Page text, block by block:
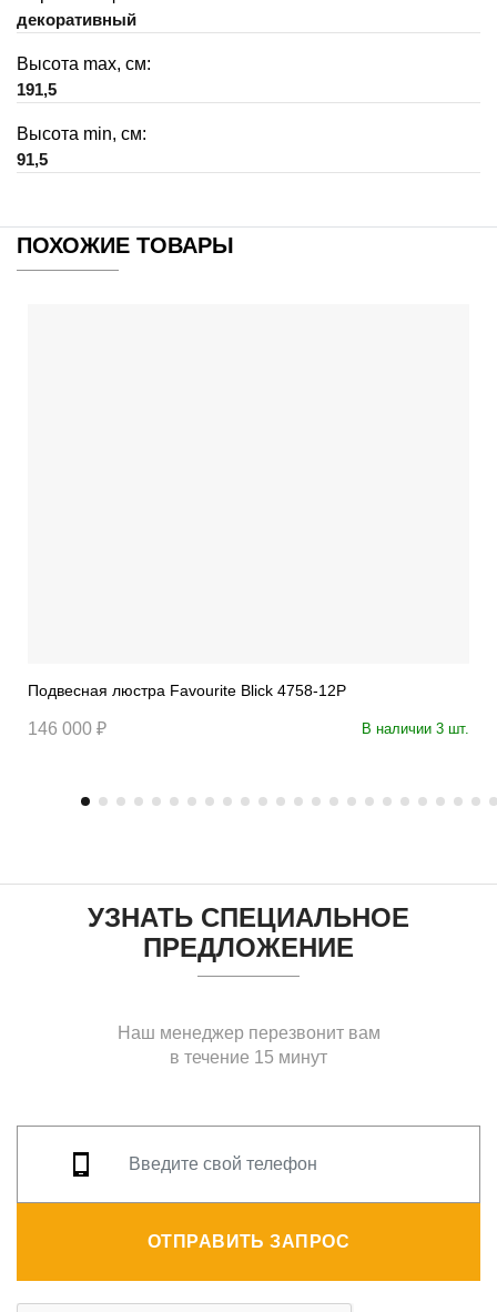
декоративный
Высота max, см:
191,5
Высота min, см:
91,5
ПОХОЖИЕ ТОВАРЫ
Подвесная люстра Favourite Blick 4758-12P
146 000 ₽ В наличии 3 шт.
УЗНАТЬ СПЕЦИАЛЬНОЕ
ПРЕДЛОЖЕНИЕ
Наш менеджер перезвонит вам
в течение 15 минут
ОТПРАВИТЬ ЗАПРОС